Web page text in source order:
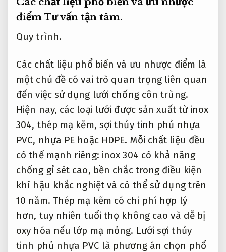
điểm Tư vấn tận tâm.
Quy trình.
Các chất liệu phổ biến và ưu nhược điểm là
một chủ đề có vai trò quan trọng liên quan
đến việc sử dụng lưới chống côn trùng.
Hiện nay, các loại lưới được sản xuất từ inox
304, thép mạ kẽm, sợi thủy tinh phủ nhựa
PVC, nhựa PE hoặc HDPE. Mỗi chất liệu đều
có thế mạnh riêng: inox 304 có khả năng
chống gỉ sét cao, bền chắc trong điều kiện
khí hậu khắc nghiệt và có thể sử dụng trên
10 năm. Thép mạ kẽm có chi phí hợp lý
hơn, tuy nhiên tuổi thọ không cao và dễ bị
oxy hóa nếu lớp mạ mỏng. Lưới sợi thủy
tinh phủ nhựa PVC là phương án chọn phổ